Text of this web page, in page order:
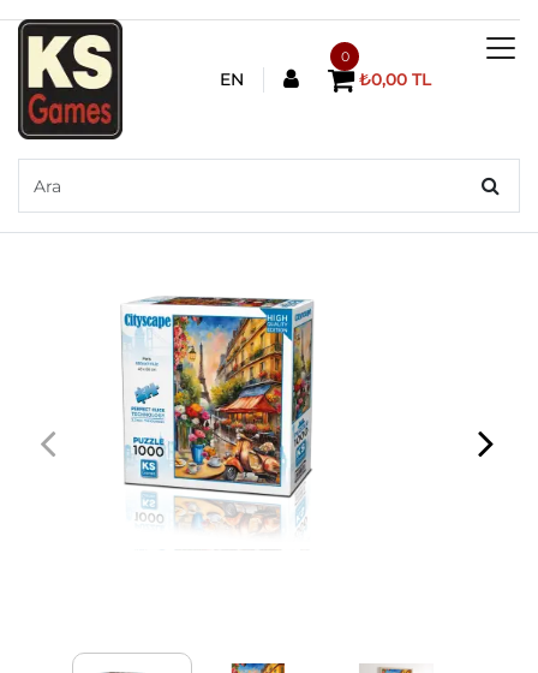
EN
0
₺0,00 TL